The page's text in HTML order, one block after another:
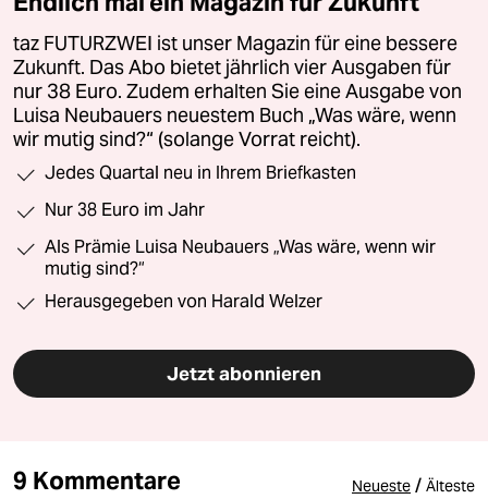
taz FUTURZWEI ist unser Magazin für eine bessere
Zukunft. Das Abo bietet jährlich vier Ausgaben für
nur 38 Euro. Zudem erhalten Sie eine Ausgabe von
Luisa Neubauers neuestem Buch „Was wäre, wenn
wir mutig sind?“ (solange Vorrat reicht).
Jedes Quartal neu in Ihrem Briefkasten
Nur 38 Euro im Jahr
Als Prämie Luisa Neubauers „Was wäre, wenn wir
mutig sind?“
Herausgegeben von Harald Welzer
Jetzt abonnieren
9 Kommentare Neueste / Älteste